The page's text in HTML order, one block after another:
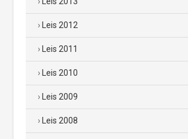
Leis 2012
Leis 2011
Leis 2010
Leis 2009
Leis 2008